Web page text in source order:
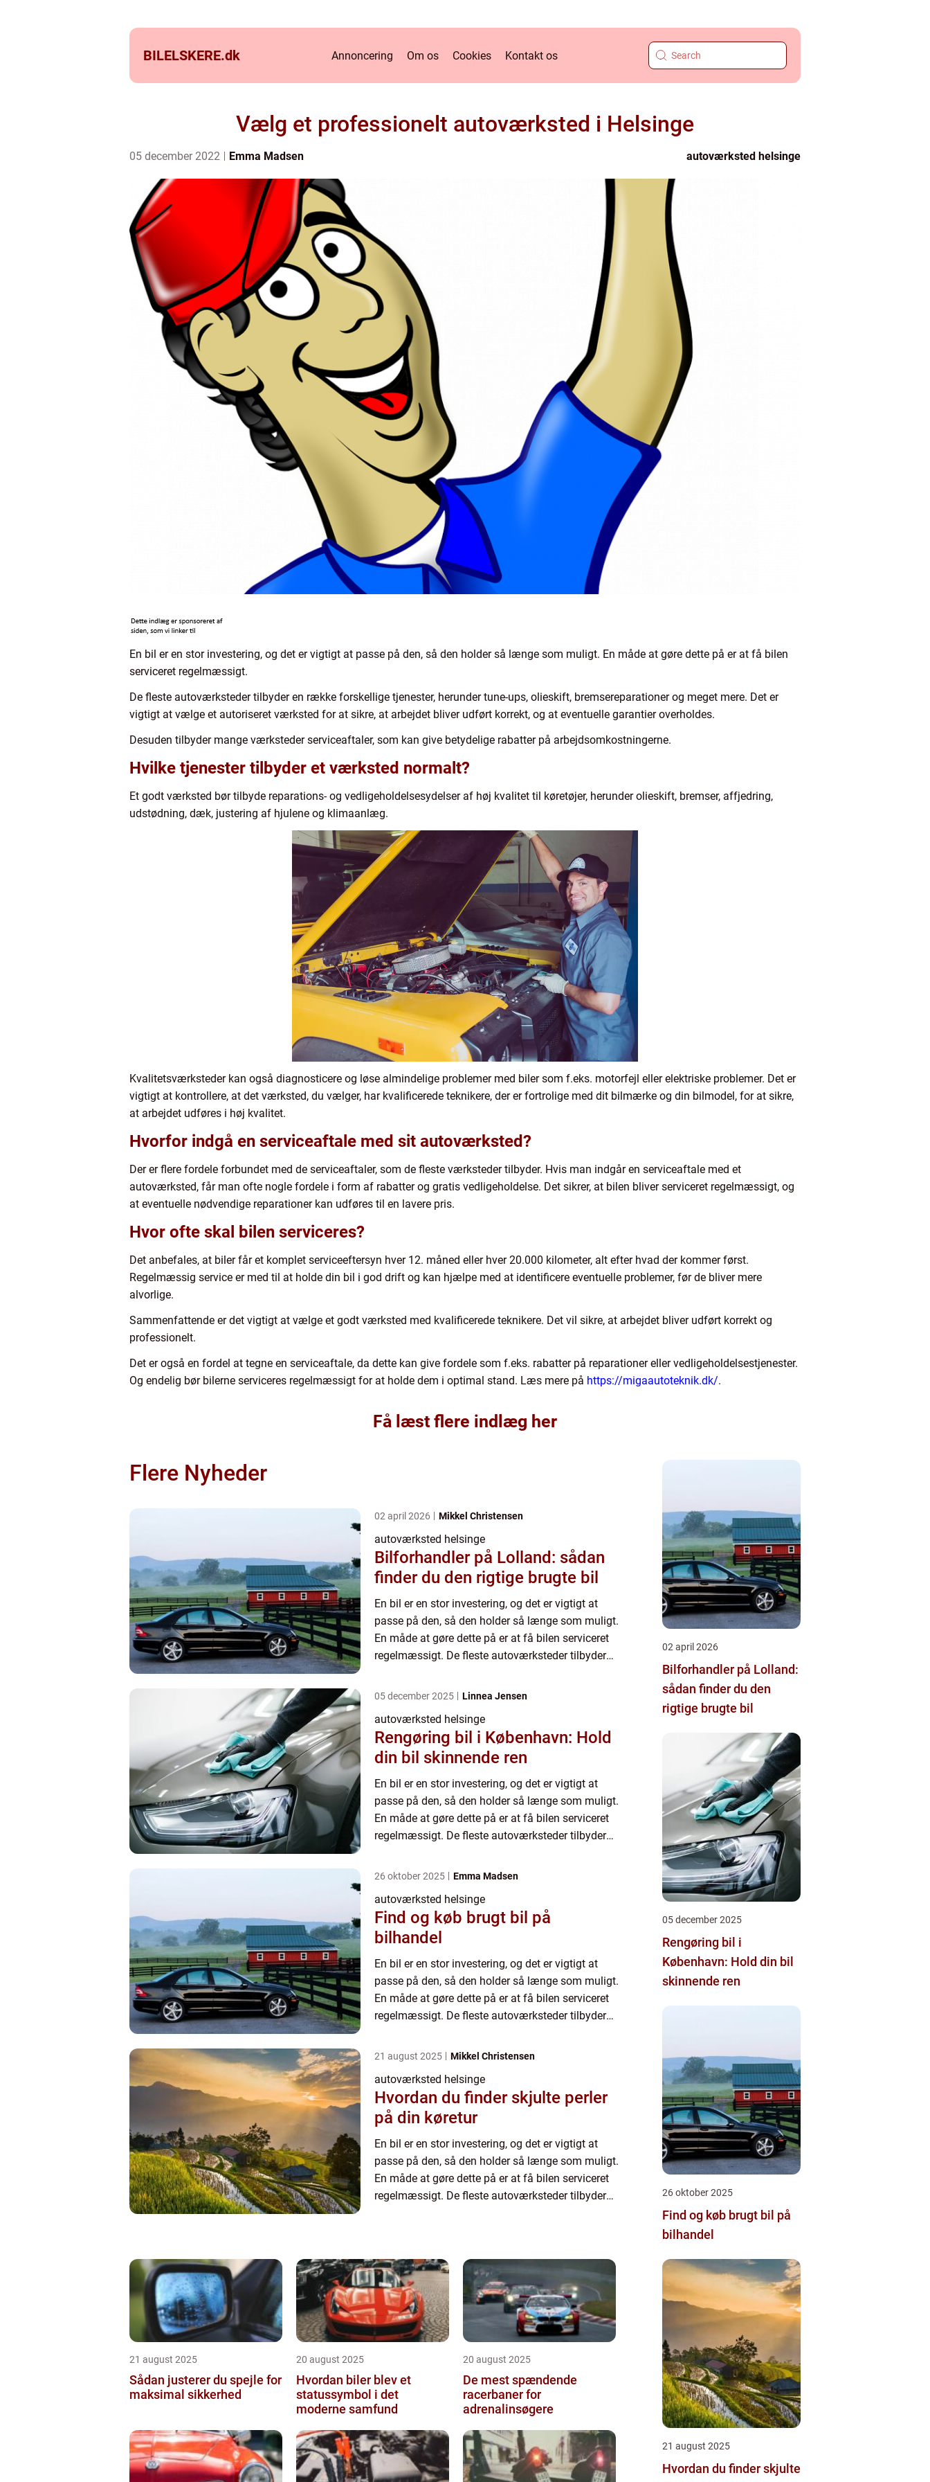
BILELSKERE.dk Annoncering Om os Cookies Kontakt os
Vælg et professionelt autoværksted i Helsinge
05 december 2022 Emma Madsen autoværksted helsinge
En bil er en stor investering, og det er vigtigt at passe på den, så den holder så længe som muligt. En måde at gøre dette på er at få bilen
serviceret regelmæssigt.
De fleste autoværksteder tilbyder en række forskellige tjenester, herunder tune-ups, olieskift, bremsereparationer og meget mere. Det er
vigtigt at vælge et autoriseret værksted for at sikre, at arbejdet bliver udført korrekt, og at eventuelle garantier overholdes.
Desuden tilbyder mange værksteder serviceaftaler, som kan give betydelige rabatter på arbejdsomkostningerne.
Hvilke tjenester tilbyder et værksted normalt?
Et godt værksted bør tilbyde reparations- og vedligeholdelsesydelser af høj kvalitet til køretøjer, herunder olieskift, bremser, affjedring,
udstødning, dæk, justering af hjulene og klimaanlæg.
Kvalitetsværksteder kan også diagnosticere og løse almindelige problemer med biler som f.eks. motorfejl eller elektriske problemer. Det er
vigtigt at kontrollere, at det værksted, du vælger, har kvalificerede teknikere, der er fortrolige med dit bilmærke og din bilmodel, for at sikre,
at arbejdet udføres i høj kvalitet.
Hvorfor indgå en serviceaftale med sit autoværksted?
Der er flere fordele forbundet med de serviceaftaler, som de fleste værksteder tilbyder. Hvis man indgår en serviceaftale med et
autoværksted, får man ofte nogle fordele i form af rabatter og gratis vedligeholdelse. Det sikrer, at bilen bliver serviceret regelmæssigt, og
at eventuelle nødvendige reparationer kan udføres til en lavere pris.
Hvor ofte skal bilen serviceres?
Det anbefales, at biler får et komplet serviceeftersyn hver 12. måned eller hver 20.000 kilometer, alt efter hvad der kommer først.
Regelmæssig service er med til at holde din bil i god drift og kan hjælpe med at identificere eventuelle problemer, før de bliver mere
alvorlige.
Sammenfattende er det vigtigt at vælge et godt værksted med kvalificerede teknikere. Det vil sikre, at arbejdet bliver udført korrekt og
professionelt.
Det er også en fordel at tegne en serviceaftale, da dette kan give fordele som f.eks. rabatter på reparationer eller vedligeholdelsestjenester.
Og endelig bør bilerne serviceres regelmæssigt for at holde dem i optimal stand. Læs mere på https://migaautoteknik.dk/.
Få læst flere indlæg her
Flere Nyheder
02 april 2026 Mikkel Christensen
autoværksted helsinge
Bilforhandler på Lolland: sådan
finder du den rigtige brugte bil
En bil er en stor investering, og det er vigtigt at
passe på den, så den holder så længe som muligt.
En måde at gøre dette på er at få bilen serviceret
regelmæssigt. De fleste autoværksteder tilbyder
05 december 2025 Linnea Jensen
autoværksted helsinge
Rengøring bil i København: Hold
din bil skinnende ren
En bil er en stor investering, og det er vigtigt at
passe på den, så den holder så længe som muligt.
En måde at gøre dette på er at få bilen serviceret
regelmæssigt. De fleste autoværksteder tilbyder
26 oktober 2025 Emma Madsen
autoværksted helsinge
Find og køb brugt bil på
bilhandel
En bil er en stor investering, og det er vigtigt at
passe på den, så den holder så længe som muligt.
En måde at gøre dette på er at få bilen serviceret
regelmæssigt. De fleste autoværksteder tilbyder
21 august 2025 Mikkel Christensen
autoværksted helsinge
Hvordan du finder skjulte perler
på din køretur
En bil er en stor investering, og det er vigtigt at
passe på den, så den holder så længe som muligt.
En måde at gøre dette på er at få bilen serviceret
regelmæssigt. De fleste autoværksteder tilbyder
21 august 2025
Sådan justerer du spejle for
maksimal sikkerhed
20 august 2025
Hvordan biler blev et
statussymbol i det
moderne samfund
20 august 2025
De mest spændende
racerbaner for
adrenalinsøgere
02 april 2026
Bilforhandler på Lolland:
sådan finder du den
rigtige brugte bil
05 december 2025
Rengøring bil i
København: Hold din bil
skinnende ren
26 oktober 2025
Find og køb brugt bil på
bilhandel
21 august 2025
Hvordan du finder skjulte